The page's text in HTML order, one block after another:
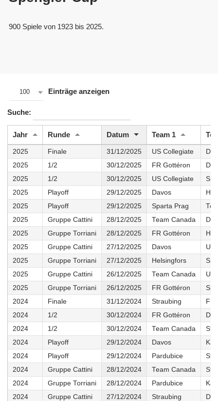
900 Spiele von 1923 bis 2025.
100 Einträge anzeigen
Suche:
Jahr Runde Datum Team 1
2025 Finale 31/12/2025 US Collegiate
2025
1/2 30/12/2025 FR Gottéron
2025
1/2 30/12/2025 US Collegiate
2025
Playoff 29/12/2025 Davos
2025
Playoff 29/12/2025 Sparta Prag
2025
Gruppe Cattini 28/12/2025 Team Canada
2025
Gruppe Torriani 28/12/2025 FR Gottéron
2025
Gruppe Cattini 27/12/2025 Davos
US
2025
Gruppe Torriani 27/12/2025 Helsingfors
2025
Gruppe Cattini 26/12/2025 Team Canada
US
2025
Gruppe Torriani 26/12/2025 FR Gottéron
2024
Finale 31/12/2024 Straubing
FR
2024
1/2 30/12/2024 FR Gottéron
2024
1/2 30/12/2024 Team Canada
2024
Playoff 29/12/2024 Davos
2024
Playoff 29/12/2024 Pardubice
2024
Gruppe Cattini 28/12/2024 Team Canada
2024
Gruppe Torriani 28/12/2024 Pardubice
2024
Gruppe Cattini 27/12/2024 Straubing